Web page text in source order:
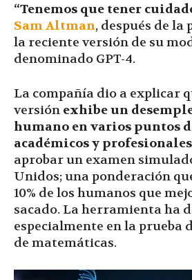
“Tenemos que tener
Sam Altman, después de la
la reciente versión de su
denominado GPT-4.
La compañía dio a explicar
versión exhibe un
humano en varios puntos
académicos y
aprobar un examen
Unidos; una ponderación
10% de los humanos que
sacado. La herramienta ha
especialmente en la prueba
de matemáticas.